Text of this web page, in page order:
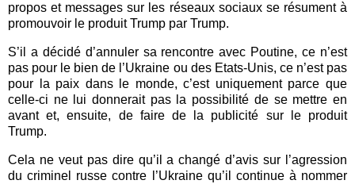
propos et messages sur les réseaux sociaux se résument à
promouvoir le produit Trump par Trump.
S’il a décidé d’annuler sa rencontre avec Poutine, ce n’est
pas pour le bien de l’Ukraine ou des Etats-Unis, ce n’est pas
pour la paix dans le monde, c’est uniquement parce que
celle-ci ne lui donnerait pas la possibilité de se mettre en
avant et, ensuite, de faire de la publicité sur le produit
Trump.
Cela ne veut pas dire qu’il a changé d’avis sur l’agression
du criminel russe contre l’Ukraine qu’il continue à nommer